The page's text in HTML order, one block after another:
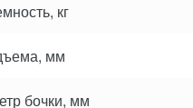
кг
мм
бочки, мм